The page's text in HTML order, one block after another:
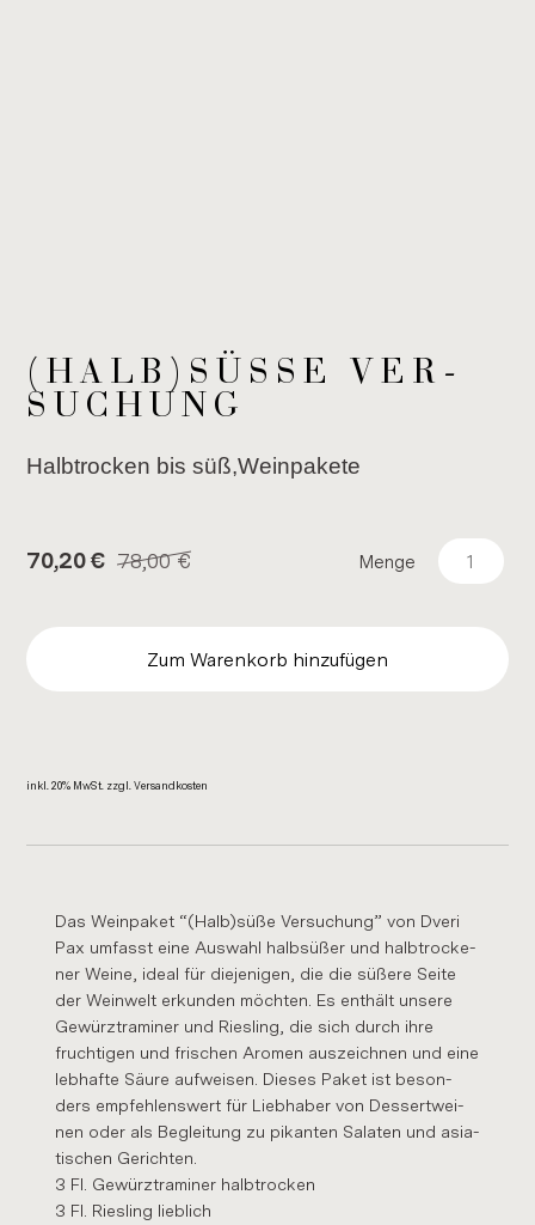
(HALB)SÜSSE VER­S
U­CHUNG
Halb­tro­cken bis süß,Wein­pa­ke­te
70,20€ 78,00€ Menge
Zum Warenkorb hinzufügen
inkl. 20% MwSt. zzgl. Ver­sand­kos­ten
Das Wein­pa­ket “(Halb)süße Ver­su­chung” von Dveri
Pax um­fasst eine Aus­wahl halbsü­ßer und halb­tro­cke­
ner Weine, ideal für die­je­ni­gen, die die sü­ße­re Seite
der Wein­welt er­kun­den möch­ten. Es ent­hält un­se­re
Ge­würz­tra­mi­ner und Ries­ling, die sich durch ihre
fruch­ti­gen und fri­schen Aro­men aus­zeich­nen und eine
leb­haf­te Säure auf­wei­sen. Die­ses Paket ist be­son­
ders emp­feh­lens­wert für Lieb­ha­ber von Des­sert­wei­
nen oder als Be­glei­tung zu pi­kan­ten Sa­la­ten und asia­
ti­schen Ge­rich­ten.
3 Fl. Ge­würz­tra­mi­ner halb­tro­cken
3 Fl. Ries­ling lieb­lich